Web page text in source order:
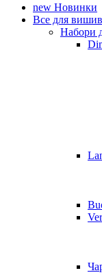
new Новинки
Все для
Набори